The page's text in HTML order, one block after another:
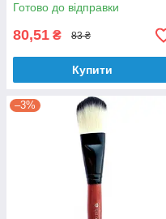
Готово до відправки
80,51 ₴ 83 ₴
Купити
–3%